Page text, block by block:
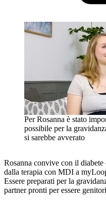
Per Rosanna è stato
possibile per la
si sarebbe avverato
Rosanna convive con il
dalla terapia con MDI a
Essere preparati per la
partner pronti per essere